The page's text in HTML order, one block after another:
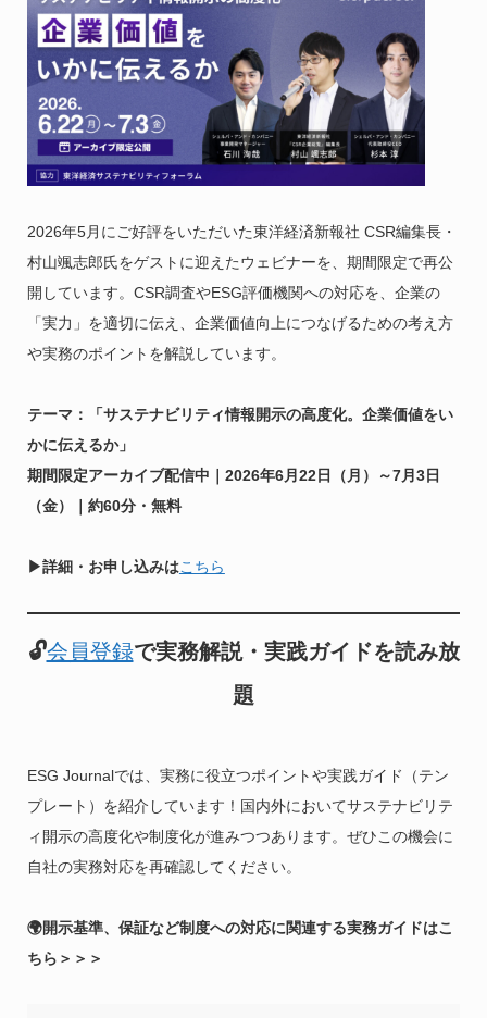
2026年5月にご好評をいただいた東洋経済新報社 CSR編集長・
村山颯志郎氏をゲストに迎えたウェビナーを、期間限定で再公
開しています。CSR調査やESG評価機関への対応を、企業の
「実力」を適切に伝え、企業価値向上につなげるための考え方
や実務のポイントを解説しています。
テーマ：「サステナビリティ情報開示の高度化。企業価値をい
かに伝えるか」
期間限定アーカイブ配信中｜2026年6月22日（月）～7月3日
（金）｜約60分・無料
▶︎詳細・お申し込みはこちら
🔓会員登録で実務解説・実践ガイドを読み放
題
ESG Journalでは、実務に役立つポイントや実践ガイド（テン
プレート）を紹介しています！国内外においてサステナビリテ
ィ開示の高度化や制度化が進みつつあります。ぜひこの機会に
自社の実務対応を再確認してください。
🌍開示基準、保証など制度への対応に関連する実務ガイドはこ
ちら＞＞＞